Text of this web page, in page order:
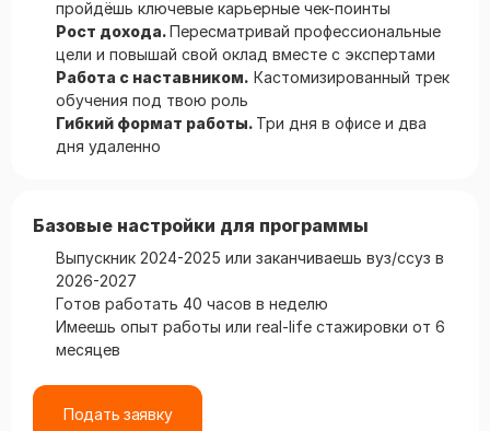
пройдёшь ключевые карьерные чек-поинты
Рост дохода.Пересматривай профессиональные
цели и повышай свой оклад вместе с экспертами
Работа с наставником. Кастомизированный трек
обучения под твою роль
Гибкий формат работы. Три дня в офисе и два
дня удаленно
Базовые настройки для программы
Выпускник 2024-2025 или заканчиваешь вуз/ссуз в
2026-2027
Готов работать 40 часов в неделю
Имеешь опыт работы или real-life стажировки от 6
месяцев
Подать заявку